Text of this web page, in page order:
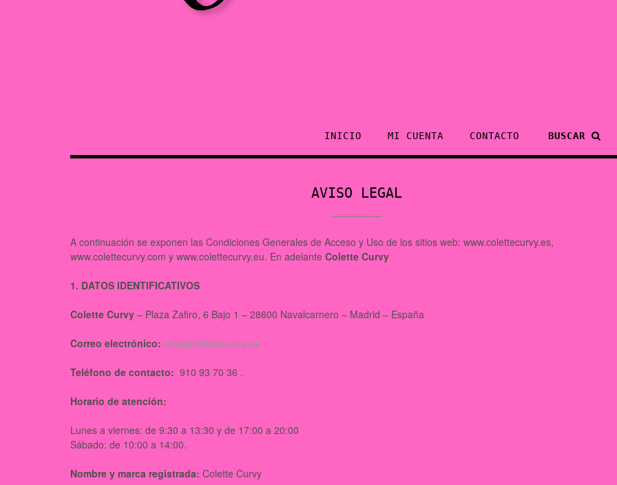
INICIO MI CUENTA CONTACTO BUSCAR
AVISO LEGAL
A continuación se exponen las Condiciones Generales de Acceso y Uso de los sitios web: www.colettecurvy.es,
www.colettecurvy.com y www.colettecurvy.eu. En adelante Colette Curvy
1. DATOS IDENTIFICATIVOS
Colette Curvy – Plaza Zafiro, 6 Bajo 1 – 28600 Navalcarnero – Madrid – España
Correo electrónico: shop@colettecurvy.es
Teléfono de contacto: 910 93 70 36 .
Horario de atención:
Lunes a viernes: de 9:30 a 13:30 y de 17:00 a 20:00
Sábado: de 10:00 a 14:00.
Nombre y marca registrada: Colette Curvy